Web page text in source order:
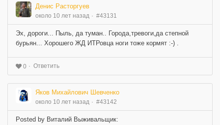
Денис Расторгуев
около 10 лет назад #43131
Эх, дороги... Пыль, да туман.. Города,тревоги,да степной
бурьян... Хорошего ЖД ИТРовца ноги тоже кормят :-) .
0 Ответить
Яков Михайлович Шевченко
около 10 лет назад #43142
Posted by Виталий Выживальщик: